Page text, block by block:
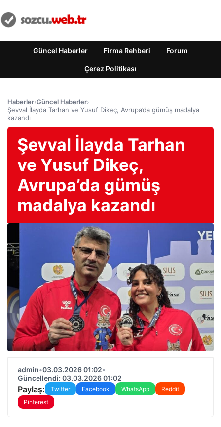
Güncel Haberler Firma Rehberi Forum
Çerez Politikası
Haberler›Güncel Haberler›
Şevval İlayda Tarhan ve Yusuf Dikeç, Avrupa’da gümüş madalya
kazandı
Şevval İlayda Tarhan
ve Yusuf Dikeç,
Avrupa’da gümüş
madalya kazandı
admin•03.03.2026 01:02•
Güncellendi: 03.03.2026 01:02
Paylaş: Twitter Facebook WhatsApp
Reddit
Pinterest